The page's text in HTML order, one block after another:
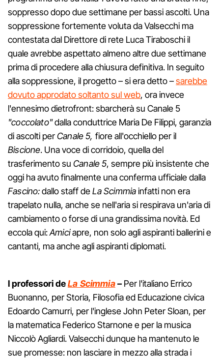
soppresso dopo due settimane per bassi ascolti. Una
soppressione fortemente voluta da Valsecchi ma
contestata dal Direttore di rete Luca Tiraboschi il
quale avrebbe aspettato almeno altre due settimane
prima di procedere alla chiusura definitiva. In seguito
alla soppressione, il progetto – si era detto –sarebbe
dovuto approdato soltanto sul web, ora invece
l'ennesimo dietrofront: sbarcherà su Canale 5
"coccolato"dalla conduttrice Maria De Filippi, garanzia
di ascolti perCanale 5, fiore all'occhiello per il
Biscione. Una voce di corridoio, quella del
trasferimento su Canale 5, sempre più insistente che
oggi ha avuto finalmente una conferma ufficiale dalla
Fascino:dallo staff deLa Scimmiainfatti non era
trapelato nulla, anche se nell'aria si respirava un'aria di
cambiamento o forse di una grandissima novità. Ed
eccola qui:Amiciapre, non solo agli aspiranti ballerini e
cantanti, ma anche agli aspiranti diplomati.
I professori deLa Scimmia–Per l'italiano Errico
Buonanno, per Storia, Filosofia ed Educazione civica
Edoardo Camurri, per l'inglese John Peter Sloan, per
la matematica Federico Starnone e per la musica
Niccolò Agliardi. Valsecchi dunque ha mantenuto le
sue promesse: non lasciare in mezzo alla strada i